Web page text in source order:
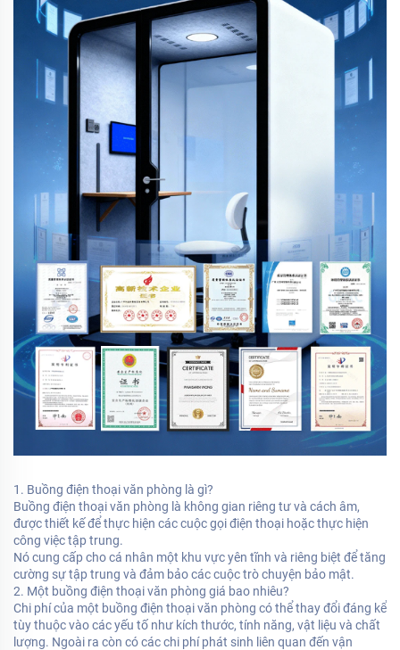
1. Buồng điện thoại văn phòng là gì?
Buồng điện thoại văn phòng là không gian riêng tư và cách âm,
được thiết kế để thực hiện các cuộc gọi điện thoại hoặc thực hiện
công việc tập trung.
Nó cung cấp cho cá nhân một khu vực yên tĩnh và riêng biệt để tăng
cường sự tập trung và đảm bảo các cuộc trò chuyện bảo mật.
2. Một buồng điện thoại văn phòng giá bao nhiêu?
Chi phí của một buồng điện thoại văn phòng có thể thay đổi đáng kể
tùy thuộc vào các yếu tố như kích thước, tính năng, vật liệu và chất
lượng. Ngoài ra còn có các chi phí phát sinh liên quan đến vận